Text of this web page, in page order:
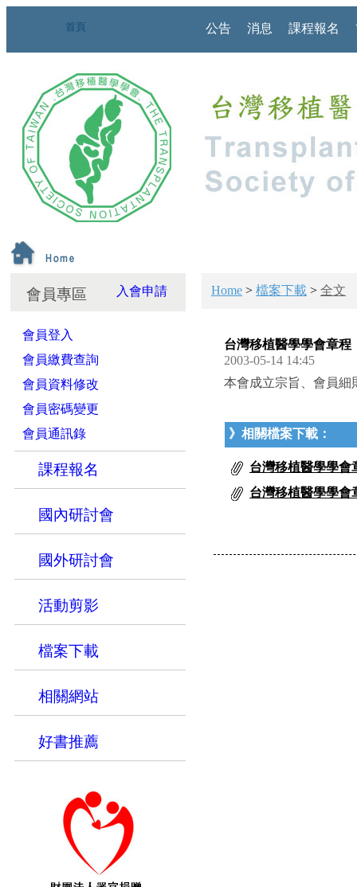
首頁 公告 消息 課程報名
會員專區 入會申請
會員登入
會員繳費查詢
會員資料修改
會員密碼變更
會員通訊錄
課程報名
國內研討會
國外研討會
活動剪影
檔案下載
相關網站
好書推薦
Home > 檔案下載 > 全文
台灣移植醫學學會章程
2003-05-14 14:45
本會成立宗旨、會員細
》相關檔案下載：
台灣移植醫學學會
台灣移植醫學學會